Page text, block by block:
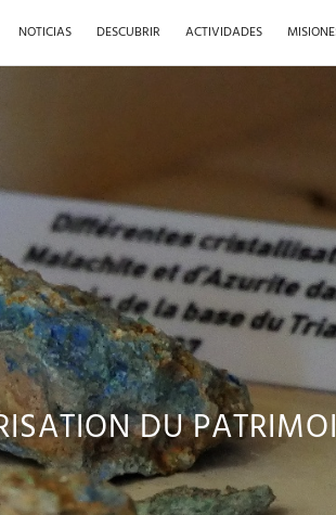
NOTICIAS DESCUBRIR ACTIVIDADES
DU